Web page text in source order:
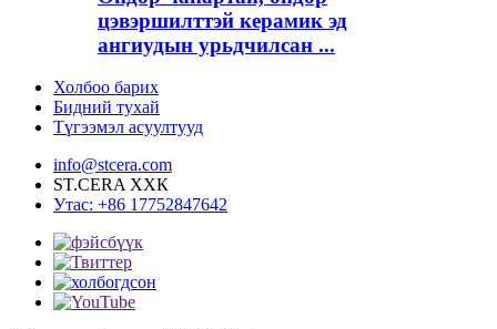
цэвэршилттэй керамик эд
ангиудын урьдчилсан ...
Холбоо барих
Бидний тухай
Түгээмэл асуултууд
info@stcera.com
ST.CERA ХХК
Утас: +86 17752847642